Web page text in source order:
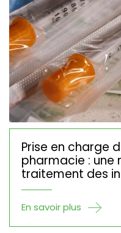
Prise en charge
pharmacie : une
traitement des
En savoir plus